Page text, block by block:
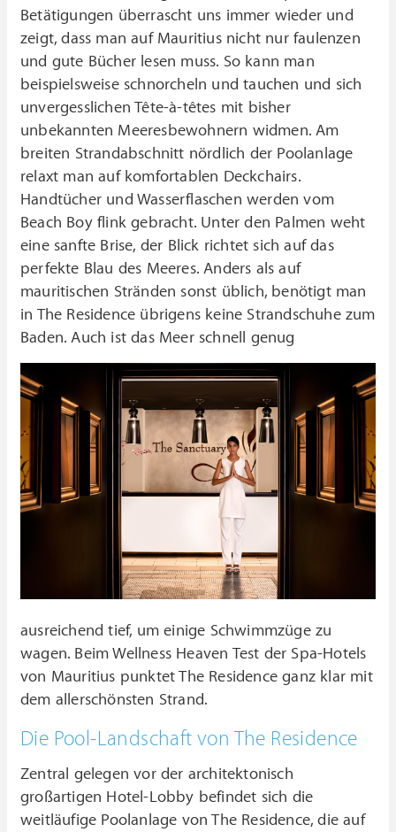
Betätigungen überrascht uns immer wieder und
zeigt, dass man auf Mauritius nicht nur faulenzen
und gute Bücher lesen muss. So kann man
beispielsweise schnorcheln und tauchen und sich
unvergesslichen Tête-à-têtes mit bisher
unbekannten Meeresbewohnern widmen. Am
breiten Strandabschnitt nördlich der Poolanlage
relaxt man auf komfortablen Deckchairs.
Handtücher und Wasserflaschen werden vom
Beach Boy flink gebracht. Unter den Palmen weht
eine sanfte Brise, der Blick richtet sich auf das
perfekte Blau des Meeres. Anders als auf
mauritischen Stränden sonst üblich, benötigt man
in The Residence übrigens keine Strandschuhe zum
Baden.Auch ist das Meer schnell genug
ausreichend tief, um einige Schwimmzüge zu
wagen. Beim Wellness Heaven Test der Spa-Hotels
von Mauritius punktet The Residence ganz klar mit
dem allerschönsten Strand.
Die Pool-Landschaft von The Residence
Zentral gelegen vor der architektonisch
großartigen Hotel-Lobby befindet sich die
weitläufige Poolanlage von The Residence, die auf